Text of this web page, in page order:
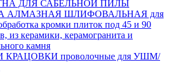
ДЛЯ САБЕЛЬНОЙ ПИЛЫ
АЛМАЗНАЯ ШЛИФОВАЛЬНАЯ для
кромки плиток под 45 и 90
из керамики, керамогранита и
камня
проволочные для УШМ/